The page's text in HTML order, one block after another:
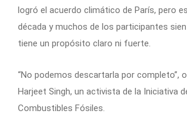
logró el acuerdo climático de París, pero
década y muchos de los participantes
tiene un propósito claro ni fuerte.
“No podemos descartarla por completo”,
Harjeet Singh, un activista de la Iniciativa
Combustibles Fósiles.